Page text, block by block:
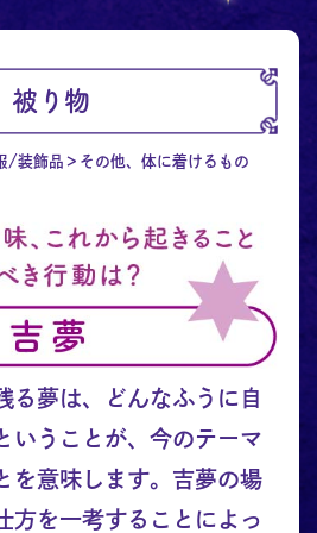
被り物
/装飾品 その他、体に着けるもの
る夢は、どんなふうに自
いうことが、今のテーマ
を意味します。吉夢の場
方を一考することによっ